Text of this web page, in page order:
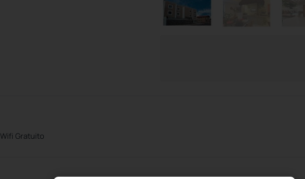
Wifi Gratuito